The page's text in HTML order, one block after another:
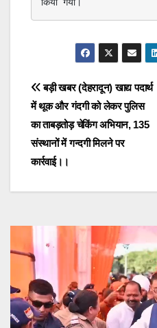
किया गया।
Post
navigation
बड़ी खबर (देहरादून) खाद्य पदार्थ
में थूक और गंदगी को लेकर पुलिस
का ताबड़तोड़ चेकिंग अभियान, 135
संस्थानों में गन्दगी मिलने पर
कार्रवाई।।